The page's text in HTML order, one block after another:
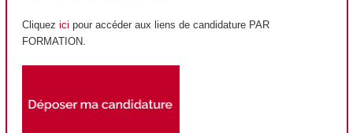
Cliquez ici pour accéder aux liens de candidature PAR
FORMATION.